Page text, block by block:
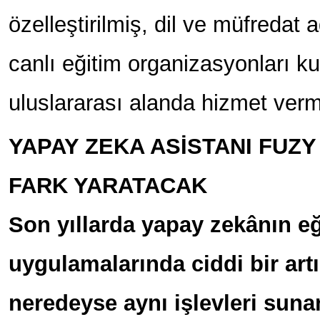
özelleştirilmiş, dil ve müfredat
canlı eğitim organizasyonları
uluslararası alanda hizmet
YAPAY ZEKA ASİSTANI
FARK YARATACAK
Son yıllarda yapay zekânın
uygulamalarında ciddi bir
neredeyse aynı işlevleri